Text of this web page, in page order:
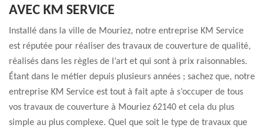
AVEC KM SERVICE
Installé dans la ville de Mouriez, notre entreprise KM Service
est réputée pour réaliser des travaux de couverture de qualité,
réalisés dans les règles de l’art et qui sont à prix raisonnables.
Étant dans le métier depuis plusieurs années ; sachez que, notre
entreprise KM Service est tout à fait apte à s’occuper de tous
vos travaux de couverture à Mouriez 62140 et cela du plus
simple au plus complexe. Quel que soit le type de travaux que